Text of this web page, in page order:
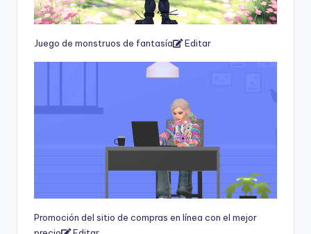
Juego de monstruos de fantasía Editar
Promoción del sitio de compras en línea con el mejor